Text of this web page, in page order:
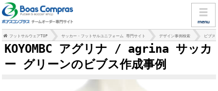
フットサルウェアTOP サッカー・フットサルユニフォーム 専門サイト デザイン事例検索 ビブス
KOYOMBC アグリナ / agrina サッカ
ー グリーンのビブス作成事例